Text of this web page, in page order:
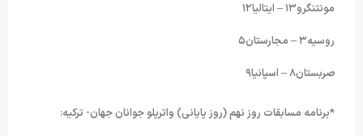
مونتنگرو۱۳ – ایتالیا۱۲
روسیه۳ – مجارستان۵
صربستان۸ – اسپانیا۹
*برنامه مسابقات روز نهم (روز پایانی) واترپلو جوانان جهان- ترکیه: